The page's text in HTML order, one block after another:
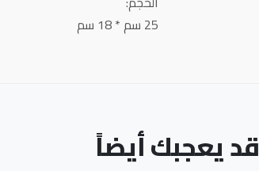
25 سم * 18 سم
قد يعجبك أيضاً